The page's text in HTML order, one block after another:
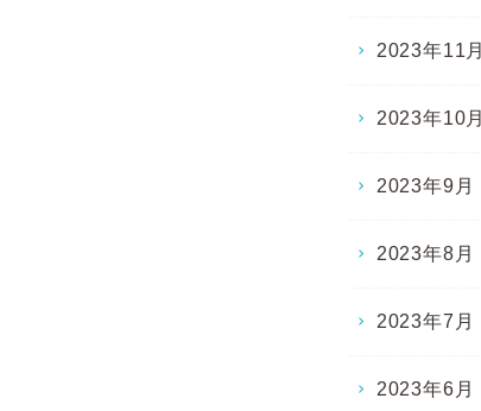
2023年11月
2023年10月
2023年9月
2023年8月
2023年7月
2023年6月